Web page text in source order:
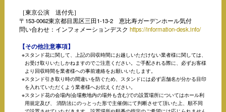
［東京公演 送付先］
〒153-0062東京都目黒区三田1-13-2 恵比寿ガーデンホール気付
問い合わせ：インフォメーションデスクhttps://information-desk.info/
【その他注意事項】
スタンド花に関して、上記の回収時間にお越しいただけない業者様に関しては、
お受け取りいたしかねますのでご注意ください。ご手配される際に、必ずお客様
より回収時間を業者様への事前連絡をお願いいたします。
スタンド引き取り時の間違いを防ぐため、スタンドには必ず店舗名が分かる目印
を入れていただくよう業者様へお伝えください。
スタンド花の会場内(会場敷地内の場外も含む)での設置場所についてはホール利
用規定及び、 消防法にのっとった形で主催側にて判断させて頂いた上、順不同